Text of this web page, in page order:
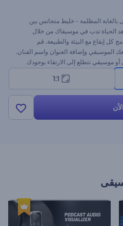
المظلمة - خليط متجانس بين
الحياة تدب في موسيقاك من خلال
كل إيقاع مع البيئة والطبيعة. قم
وإضافة العنوان واسم الفنان.
موسيقي تتطلع إلى الارتقاء بوجودك
لبث مشاعر لا تنسى. جربه الآن!
1:1